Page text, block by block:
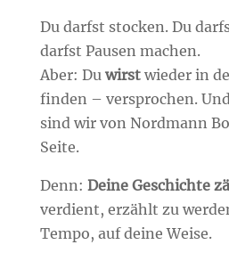
Du darfst stocken. Du
darfst Pausen machen.
Aber: Du wirstwieder in
finden – versprochen.
sind wir von Nordmann
Seite.
Denn: Deine Geschichte
verdient, erzählt zu
Tempo, auf deine Weise.